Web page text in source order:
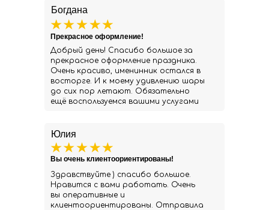
Юлия
Здравствуйте ) спасибо большое.
Нравится с вами работать. Очень
вы оперативные и
клиентоориентированы. Отправила
Вы очень клиентоориентированы!
Богдана
Добрый день! Спасибо большое за
прекрасное оформление праздника.
Очень красиво, именинник остался в
восторге. И к моему удивлению шары
до сих пор летают. Обязательно
ещё воспользуемся вашими услугами
Прекрасное оформление!